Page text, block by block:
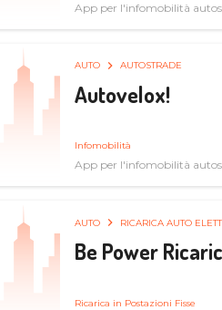
App per l'infomobilità
AUTO AUTOSTRADE
Autovelox!
Infomobilità
App per l'infomobilità
AUTO RICARICA AUTO
Be Power
Ricarica in Postazioni Fisse